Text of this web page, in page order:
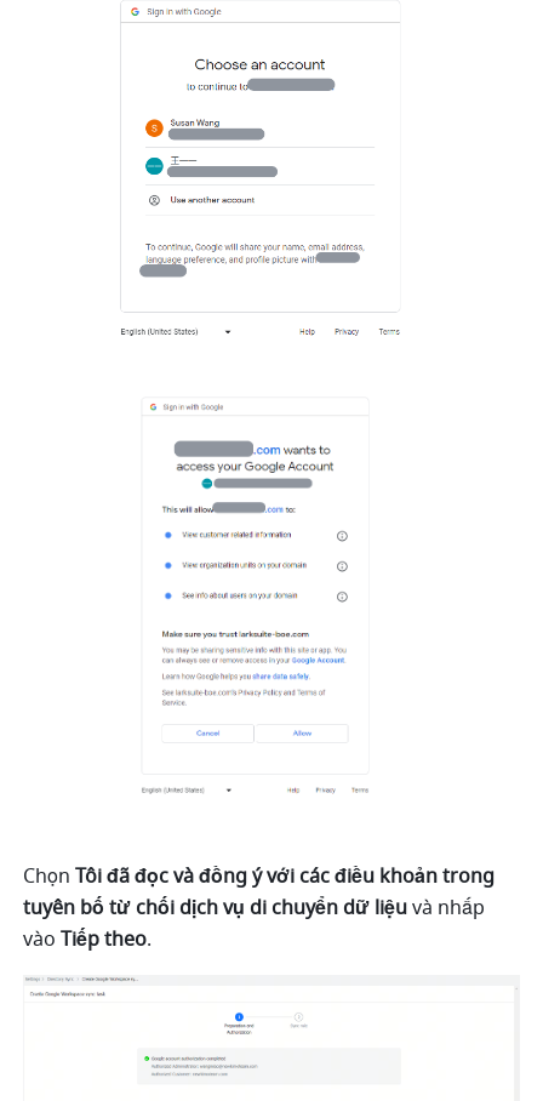
Chọn Tôi đã đọc và đồng ý với các điều khoản trong
tuyên bố từ chối dịch vụ di chuyển dữ liệu và nhấp
vào Tiếp theo.